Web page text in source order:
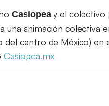
Casiopea y el colectivo
una animación colectiva
del centro de México) en
Casiopea.mx